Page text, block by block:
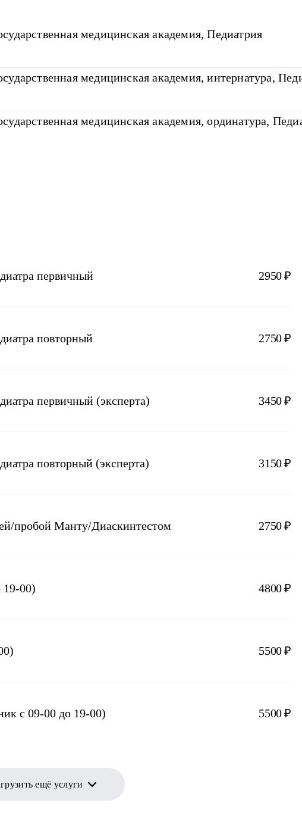
медицинская академия, Педиатрия
медицинская академия, интернатура,
медицинская академия, ординатура,
первичный 2950 ₽
повторный 2750 ₽
первичный (эксперта) 3450 ₽
повторный (эксперта) 3150 ₽
пробой Манту/Диаскинтестом 2750 ₽
19-00) 4800 ₽
5500 ₽
с 09-00 до 19-00) 5500 ₽
ещё услуги